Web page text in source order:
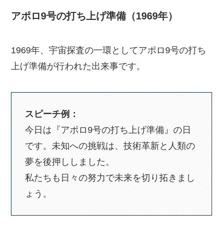
アポロ9号の打ち上げ準備（1969年）
1969年、宇宙探査の一環としてアポロ9号の打ち
上げ準備が行われた出来事です。
スピーチ例：
今日は『アポロ9号の打ち上げ準備』の日
です。未知への挑戦は、技術革新と人類の
夢を後押ししました。
私たちも日々の努力で未来を切り拓きまし
ょう。